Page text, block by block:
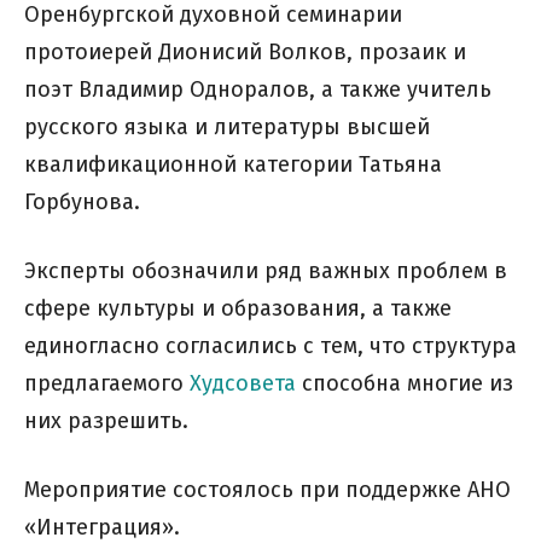
Оренбургской духовной семинарии
протоиерей Дионисий Волков, прозаик и
поэт Владимир Одноралов, а также учитель
русского языка и литературы высшей
квалификационной категории Татьяна
Горбунова.
Эксперты обозначили ряд важных проблем в
сфере культуры и образования, а также
единогласно согласились с тем, что структура
предлагаемого Худсовета способна многие из
них разрешить.
Мероприятие состоялось при поддержке АНО
«Интеграция».